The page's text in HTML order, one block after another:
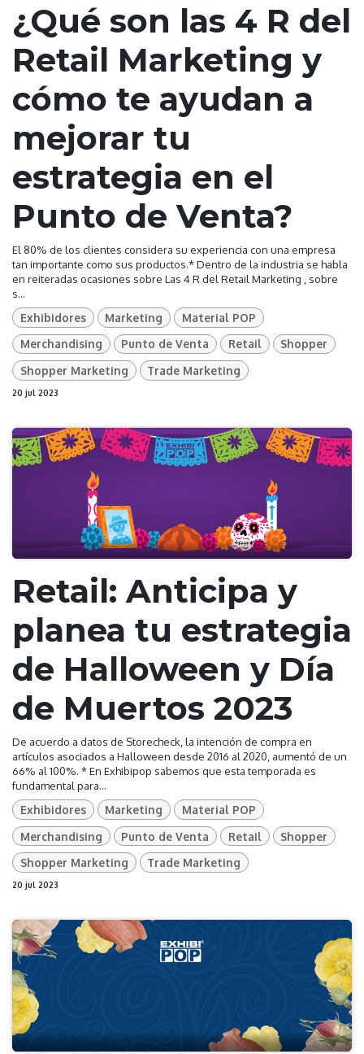
¿Qué son las 4 R del
Retail Marketing y
cómo te ayudan a
mejorar tu
estrategia en el
Punto de Venta?
El 80% de los clientes considera su experiencia con una empresa
tan importante como sus productos.* Dentro de la industria se habla
en reiteradas ocasiones sobre Las 4 R del Retail Marketing , sobre
s...
Exhibidores Marketing
Material POP
Merchandising
Punto de Venta Retail
Shopper
Shopper Marketing
Trade Marketing
20 jul 2023
Retail: Anticipa y
planea tu estrategia
de Halloween y Día
de Muertos 2023
De acuerdo a datos de Storecheck, la intención de compra en
artículos asociados a Halloween desde 2016 al 2020, aumentó de un
66% al 100%. * En Exhibipop sabemos que esta temporada es
fundamental para...
Exhibidores Marketing
Material POP
Merchandising
Punto de Venta Retail
Shopper
Shopper Marketing
Trade Marketing
20 jul 2023